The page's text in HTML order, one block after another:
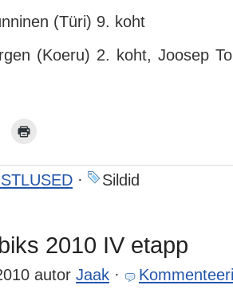
(Türi) 9. koht
(Koeru) 2. koht, Joosep
· Sildid
2010 IV etapp
autor Jaak ·
Kommenteeri